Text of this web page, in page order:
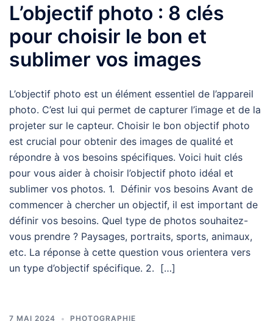
L’objectif photo : 8 clés
pour choisir le bon et
sublimer vos images
L’objectif photo est un élément essentiel de l’appareil
photo. C’est lui qui permet de capturer l’image et de la
projeter sur le capteur. Choisir le bon objectif photo
est crucial pour obtenir des images de qualité et
répondre à vos besoins spécifiques. Voici huit clés
pour vous aider à choisir l’objectif photo idéal et
sublimer vos photos. 1. Définir vos besoins Avant de
commencer à chercher un objectif, il est important de
définir vos besoins. Quel type de photos souhaitez-
vous prendre ? Paysages, portraits, sports, animaux,
etc. La réponse à cette question vous orientera vers
un type d’objectif spécifique. 2. […]
7 MAI 2024 PHOTOGRAPHIE